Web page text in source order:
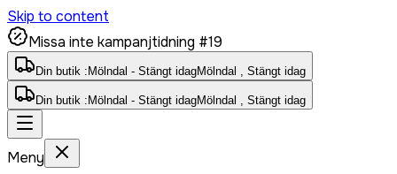
Skip to content
Missa inte kampanjtidning #19
Din butik : Mölndal - Stängt idagMölndal , Stängt idag
Din butik : Mölndal - Stängt idagMölndal , Stängt idag
Meny